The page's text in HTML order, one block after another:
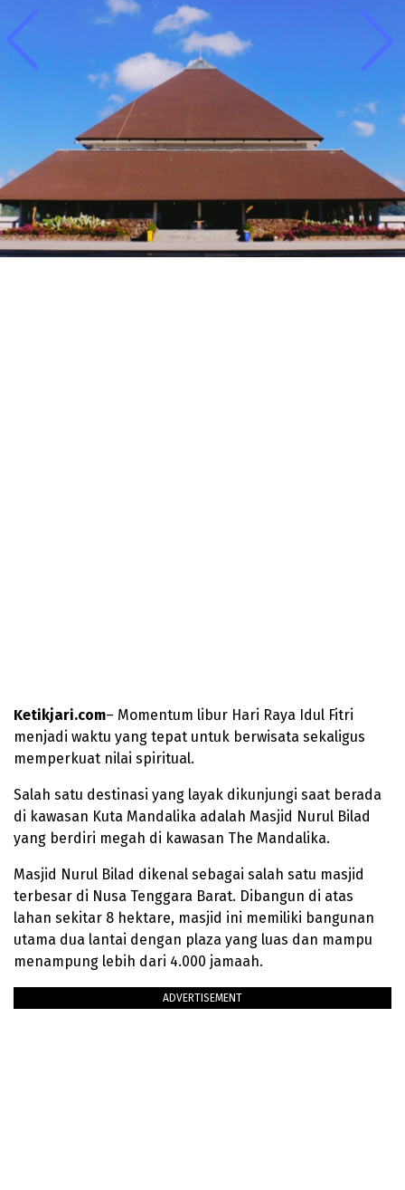
Ketikjari.com– Momentum libur Hari Raya Idul Fitri
menjadi waktu yang tepat untuk berwisata sekaligus
memperkuat nilai spiritual.
Salah satu destinasi yang layak dikunjungi saat berada
di kawasan Kuta Mandalika adalah Masjid Nurul Bilad
yang berdiri megah di kawasan The Mandalika.
Masjid Nurul Bilad dikenal sebagai salah satu masjid
terbesar di Nusa Tenggara Barat. Dibangun di atas
lahan sekitar 8 hektare, masjid ini memiliki bangunan
utama dua lantai dengan plaza yang luas dan mampu
menampung lebih dari 4.000 jamaah.
ADVERTISEMENT